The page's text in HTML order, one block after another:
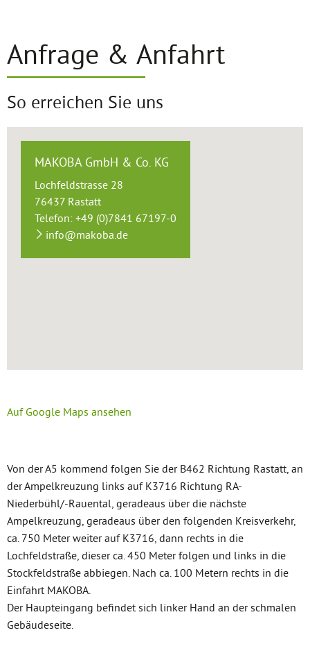
Anfrage & Anfahrt
So erreichen Sie uns
MAKOBA GmbH & Co. KG
Lochfeldstrasse 28
76437 Rastatt
Telefon: +49 (0)7841 67197-0
info@makoba.de
Auf Google Maps ansehen
Von der A5 kommend folgen Sie der B462 Richtung Rastatt, an
der Ampelkreuzung links auf K3716 Richtung RA-
Niederbühl/-Rauental, geradeaus über die nächste
Ampelkreuzung, geradeaus über den folgenden Kreisverkehr,
ca. 750 Meter weiter auf K3716, dann rechts in die
Lochfeldstraße, dieser ca. 450 Meter folgen und links in die
Stockfeldstraße abbiegen. Nach ca. 100 Metern rechts in die
Einfahrt MAKOBA.
Der Haupteingang befindet sich linker Hand an der schmalen
Gebäudeseite.